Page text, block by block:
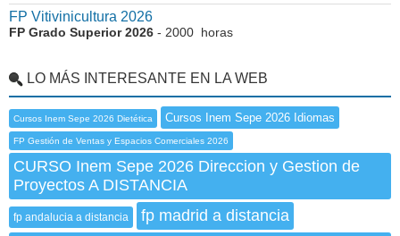
FP Vitivinicultura 2026
FP Grado Superior 2026 - 2000 horas
LO MÁS INTERESANTE EN LA WEB
Cursos Inem Sepe 2026 Dietética Cursos Inem Sepe 2026 Idiomas
FP Gestión de Ventas y Espacios Comerciales 2026
CURSO Inem Sepe 2026 Direccion y Gestion de
Proyectos A DISTANCIA
fp andalucia a distancia
fp madrid a distancia